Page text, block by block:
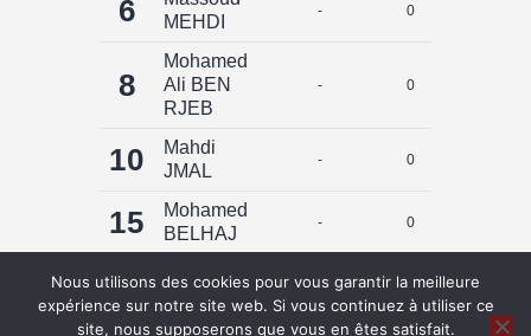
6
MEHDI
- 0
8
Mohamed
Ali BEN
RJEB
- 0
10
Mahdi
JMAL
- 0
15
Mohamed
BELHAJ
- 0
9
Kosai
Boussaada
- 0
Nous utilisons des cookies pour vous garantir la meilleure
expérience sur notre site web. Si vous continuez à utiliser ce
site, nous supposerons que vous en êtes satisfait.